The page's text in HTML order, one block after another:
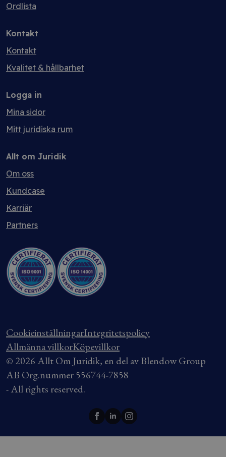
Ordlista
Kontakt
Kontakt
Kvalitet & hållbarhet
Logga in
Mina sidor
Mitt juridiska rum
Allt om Juridik
Om oss
Kundcase
Karriär
Partners
CookieinställningarIntegritetspolicy
Allmänna villkorKöpevillkor
© 2026 Allt Om Juridik, en del av Blendow Group
AB Org.nummer 556744-7858
- All rights reserved.